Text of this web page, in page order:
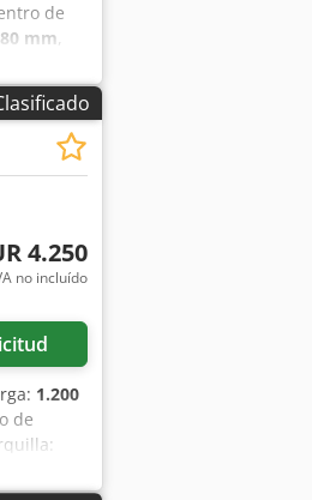
de
mm,
01823
4.250
no incluído
1.200
de